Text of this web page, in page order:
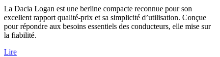
La Dacia Logan est une berline compacte reconnue pour son
excellent rapport qualité-prix et sa simplicité d’utilisation. Conçue
pour répondre aux besoins essentiels des conducteurs, elle mise sur
la fiabilité.
Lire